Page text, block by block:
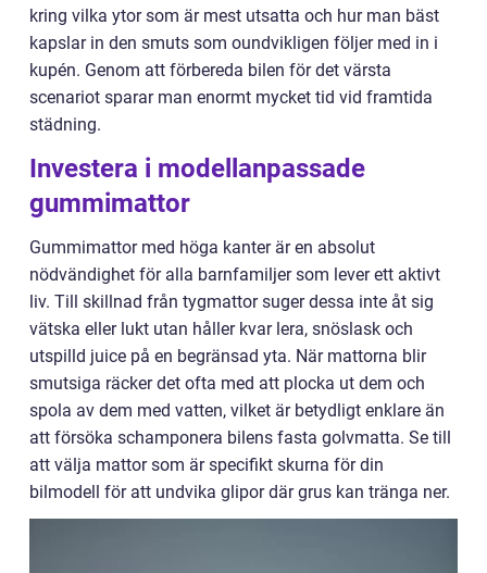
kring vilka ytor som är mest utsatta och hur man bäst
kapslar in den smuts som oundvikligen följer med in i
kupén. Genom att förbereda bilen för det värsta
scenariot sparar man enormt mycket tid vid framtida
städning.
Investera i modellanpassade
gummimattor
Gummimattor med höga kanter är en absolut
nödvändighet för alla barnfamiljer som lever ett aktivt
liv. Till skillnad från tygmattor suger dessa inte åt sig
vätska eller lukt utan håller kvar lera, snöslask och
utspilld juice på en begränsad yta. När mattorna blir
smutsiga räcker det ofta med att plocka ut dem och
spola av dem med vatten, vilket är betydligt enklare än
att försöka schamponera bilens fasta golvmatta. Se till
att välja mattor som är specifikt skurna för din
bilmodell för att undvika glipor där grus kan tränga ner.